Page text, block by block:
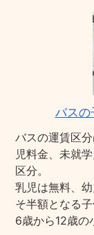
バスの
バスの運賃区
児料金、未就
区分。
乳児は無料、
そ半額となる
6歳から12歳の